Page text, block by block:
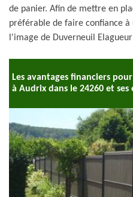
de panier. Afin de mettre en
préférable de faire confiance à
l'image de Duverneuil
Les avantages financiers
à Audrix dans le 24260 et ses